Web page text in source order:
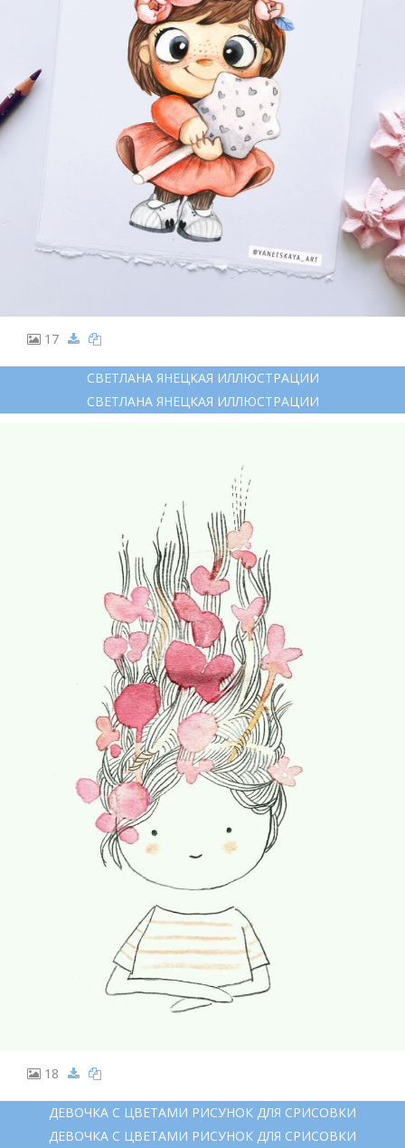
17
СВЕТЛАНА ЯНЕЦКАЯ ИЛЛЮСТРАЦИИ
СВЕТЛАНА ЯНЕЦКАЯ ИЛЛЮСТРАЦИИ
18
ДЕВОЧКА С ЦВЕТАМИ РИСУНОК ДЛЯ СРИСОВКИ
ДЕВОЧКА С ЦВЕТАМИ РИСУНОК ДЛЯ СРИСОВКИ